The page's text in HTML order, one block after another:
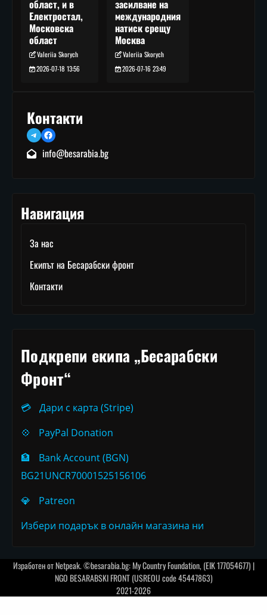
област, и в
Електростал,
Московска
област
Valeriia Skorych
2026-07-18 13:56
засилване на
международния
натиск срещу
Москва
Valeriia Skorych
2026-07-16 23:49
Контакти
TelegramFacebook
info@besarabia.bg
Навигация
За нас
Екипът на Бесарабски фронт
Контакти
Подкрепи екипа „Бесарабски
Фронт“
💳
Дари с карта (Stripe)
💠
PayPal Donation
🏦
Bank Account (BGN)
BG21UNCR70001525156106
💎
Patreon
Избери подарък в онлайн магазина ни
Изработен отNetpeak. ©besarabia.bg: My Country Foundation, (EIK 177054677) |
NGO BESARABSKI FRONT (USREOU code 45447863)
2021-2026